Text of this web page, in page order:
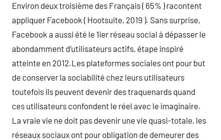
Environ deux troisième des Français ( 65% ) racontent
appliquer Facebook ( Hootsuite, 2019 ). Sans surprise,
Facebook a aussi été le 1ier réseau social à dépasser le
abondamment d’utilisateurs actifs, étape inspiré
atteinte en 2012.Les plateformes sociales ont pour but
de conserver la sociabilité chez leurs utilisateurs
toutefois ils peuvent devenir des traquenards quand
ces utilisateurs confondent le réel avec le imaginaire.
La vraie vie ne doit pas devenir une vie quasi-totale, les
réseaux sociaux ont pour obligation de demeurer des